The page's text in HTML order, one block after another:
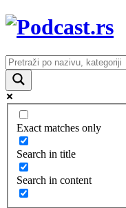
Exact matches only
Search in title
Search in content